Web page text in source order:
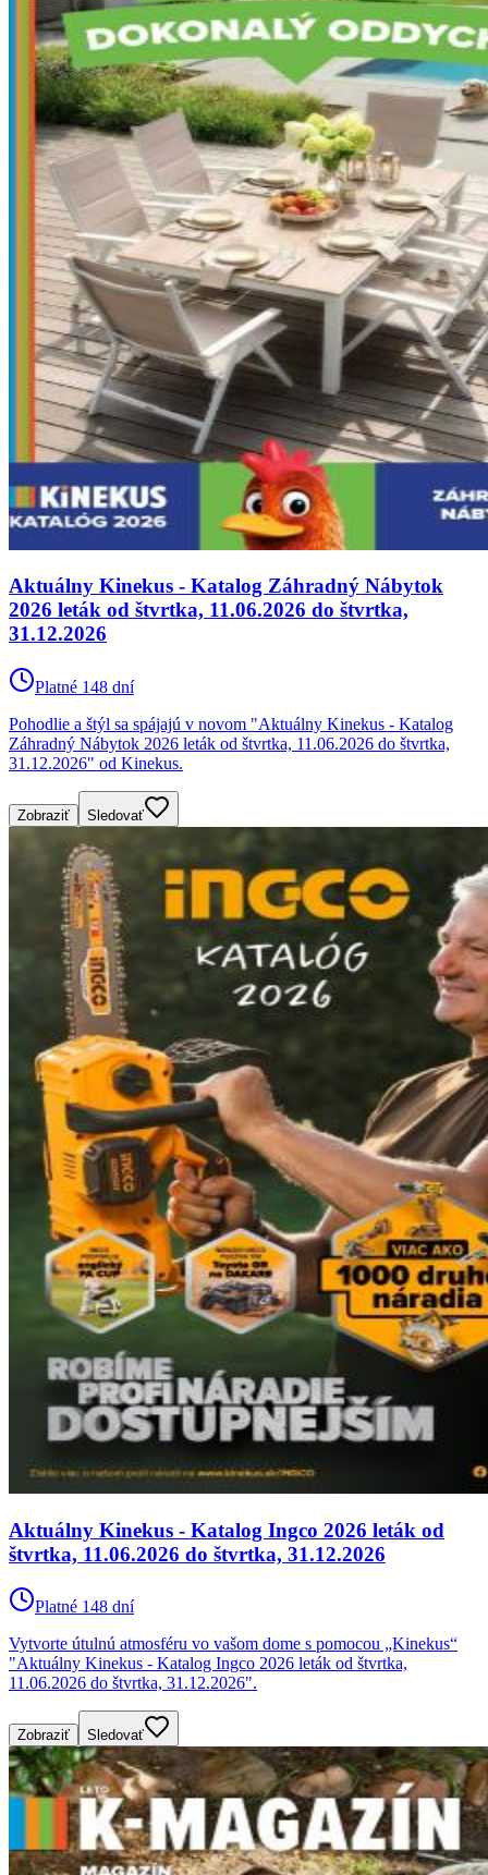
Aktuálny Kinekus - Katalog Záhradný Nábytok
2026 leták od štvrtka, 11.06.2026 do štvrtka,
31.12.2026
Platné 148 dní
Pohodlie a štýl sa spájajú v novom "Aktuálny Kinekus - Katalog
Záhradný Nábytok 2026 leták od štvrtka, 11.06.2026 do štvrtka,
31.12.2026" od Kinekus.
Zobraziť Sledovať
Aktuálny Kinekus - Katalog Ingco 2026 leták od
štvrtka, 11.06.2026 do štvrtka, 31.12.2026
Platné 148 dní
Vytvorte útulnú atmosféru vo vašom dome s pomocou „Kinekus“
"Aktuálny Kinekus - Katalog Ingco 2026 leták od štvrtka,
11.06.2026 do štvrtka, 31.12.2026".
Zobraziť Sledovať